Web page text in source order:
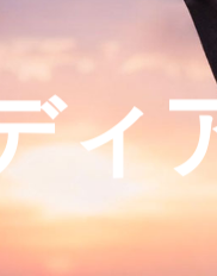
ィ